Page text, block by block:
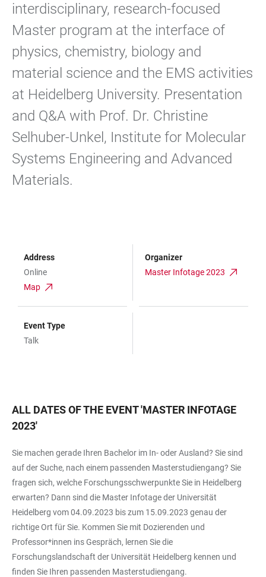
interdisciplinary, research-focused
Master program at the interface of
physics, chemistry, biology and
material science and the EMS activities
at Heidelberg University. Presentation
and Q&A with Prof. Dr. Christine
Selhuber-Unkel, Institute for Molecular
Systems Engineering and Advanced
Materials.
Address
Online
Map
Organizer
Master Infotage 2023
Event Type
Talk
ALL DATES OF THE EVENT'MASTER INFOTAGE
2023'
Sie machen gerade Ihren Bachelor im In- oder Ausland? Sie sind
auf der Suche, nach einem passenden Masterstudiengang? Sie
fragen sich, welche Forschungsschwerpunkte Sie in Heidelberg
erwarten? Dann sind die Master Infotage der Universität
Heidelberg vom 04.09.2023 bis zum 15.09.2023 genau der
richtige Ort für Sie. Kommen Sie mit Dozierenden und
Professor*innen ins Gespräch, lernen Sie die
Forschungslandschaft der Universität Heidelberg kennen und
finden Sie Ihren passenden Masterstudiengang.